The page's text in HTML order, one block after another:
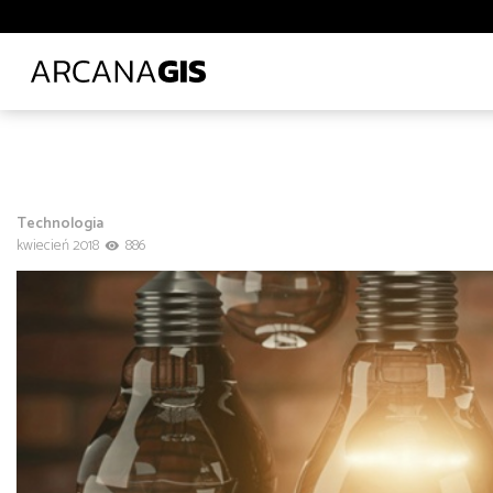
Biblioteki i muzea Ciepłownictwo Energetyka
Leśnictwo
Logistyka
Polecane tematy
Infrastruktura i telekomunikacja
Technologia
kwiecień 2018
886